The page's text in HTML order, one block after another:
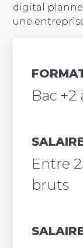
digital
une
Bac +2
Entre
bruts